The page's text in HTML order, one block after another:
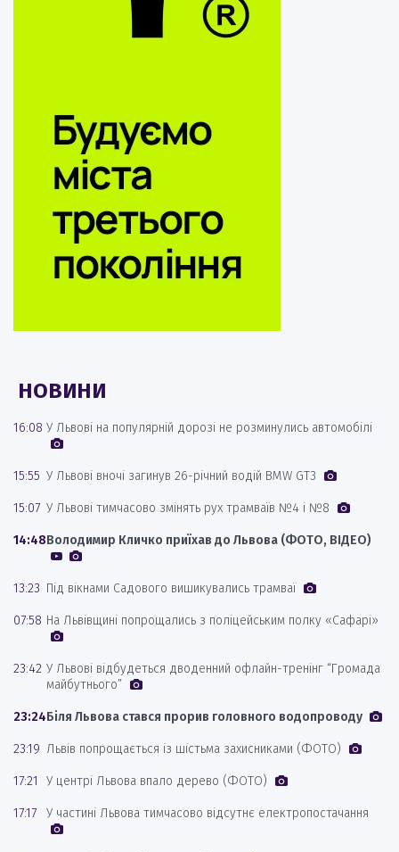
НОВИНИ
16:08 У Львові на популярній дорозі не розминулись автомобілі
15:55 У Львові вночі загинув 26-річний водій BMW GT3
15:07 У Львові тимчасово змінять рух трамваїв №4 і №8
14:48Володимир Кличко приїхав до Львова (ФОТО, ВІДЕО)
13:23 Під вікнами Садового вишикувались трамваї
07:58 На Львівщині попрощались з поліцейським полку «Сафарі»
23:42 У Львові відбудеться дводенний офлайн-тренінг “Громада
майбутнього”
23:24Біля Львова стався прорив головного водопроводу
23:19 Львів попрощається із шістьма захисниками (ФОТО)
17:21 У центрі Львова впало дерево (ФОТО)
17:17 У частині Львова тимчасово відсутнє електропостачання